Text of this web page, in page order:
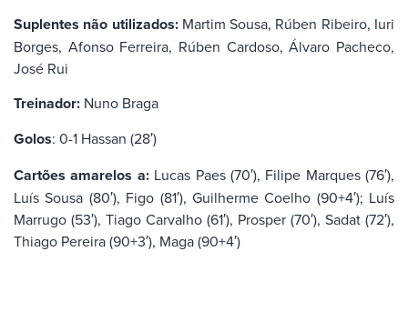
Suplentes não utilizados:Martim Sousa, Rúben Ribeiro, Iuri
Borges, Afonso Ferreira, Rúben Cardoso, Álvaro Pacheco,
José Rui
Treinador: Nuno Braga
Golos: 0-1 Hassan (28′)
Cartões amarelos a:Lucas Paes (70′), Filipe Marques (76′),
Luís Sousa (80′), Figo (81′), Guilherme Coelho (90+4′); Luís
Marrugo (53′), Tiago Carvalho (61′), Prosper (70′), Sadat (72′),
Thiago Pereira (90+3′), Maga (90+4′)